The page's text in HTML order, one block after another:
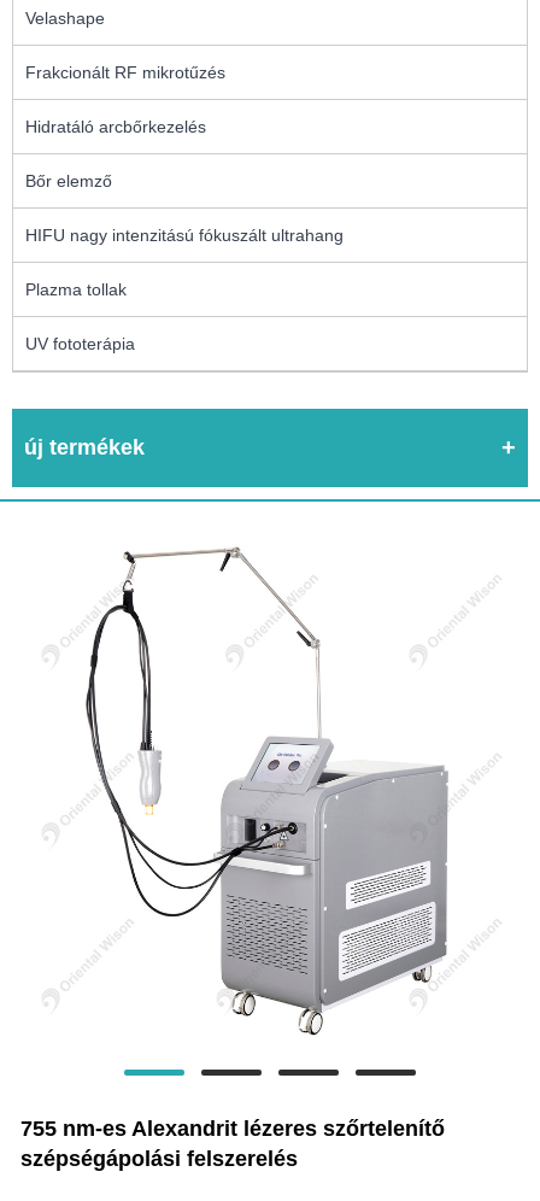
Velashape
Frakcionált RF mikrotűzés
Hidratáló arcbőrkezelés
Bőr elemző
HIFU nagy intenzitású fókuszált ultrahang
Plazma tollak
UV fototerápia
új termékek
755 nm-es Alexandrit lézeres szőrtelenítő
szépségápolási felszerelés